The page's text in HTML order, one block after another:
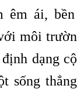
ái, bền
môi
dạng
sống